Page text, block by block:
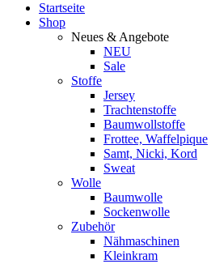
Startseite
Shop
Neues & Angebote
NEU
Sale
Stoffe
Jersey
Trachtenstoffe
Baumwollstoffe
Frottee, Waffelpique
Samt, Nicki, Kord
Sweat
Wolle
Baumwolle
Sockenwolle
Zubehör
Nähmaschinen
Kleinkram